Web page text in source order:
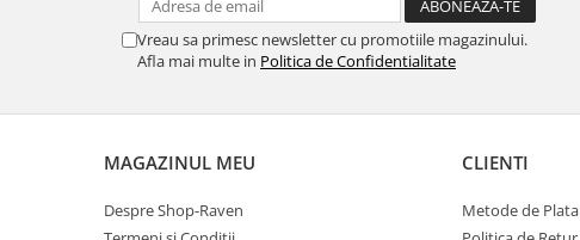
Vreau sa primesc newsletter cu promotiile magazinului.
Afla mai multe in Politica de Confidentialitate
MAGAZINUL MEU
Despre Shop-Raven
CLIENTI
Metode de Plata